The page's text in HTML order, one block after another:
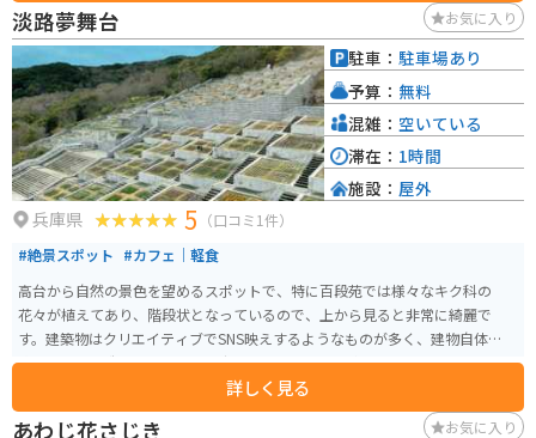
淡路夢舞台 お気に入り
兵庫県 5 （口コミ1件）
#絶景スポット #カフェ｜軽食
高台から自然の景色を望めるスポットで、特に百段苑では様々なキク科の
花々が植えてあり、階段状となっているので、上から見ると非常に綺麗で
す。建築物はクリエイティブでSNS映えするようなものが多く、建物自体も迷
路のような構造となっており、歩いているだけでも楽しいです。
詳しく見る
駐車： 駐車場あり
予算： 無料
混雑： 空いている
滞在： 1時間
施設： 屋外
あわじ花さじき お気に入り